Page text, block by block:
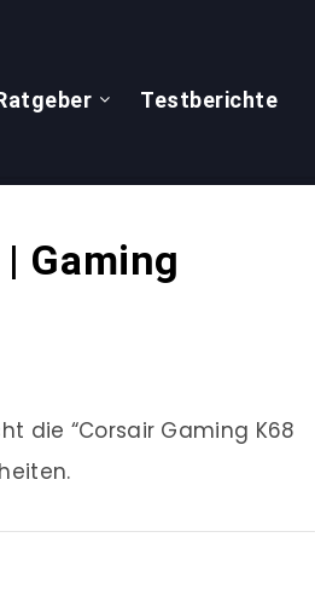
Testberichte
Gaming
die “Corsair Gaming K68